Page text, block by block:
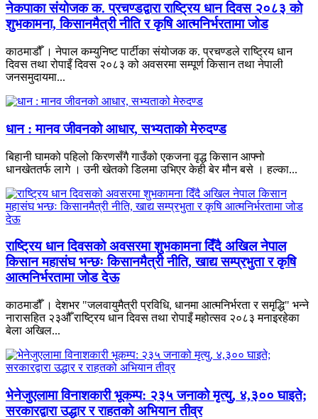
नेकपाका संयोजक क. प्रचण्डद्वारा राष्ट्रिय धान दिवस २०८३ को
शुभकामना, किसानमैत्री नीति र कृषि आत्मनिर्भरतामा जोड
काठमाडौँ । नेपाल कम्युनिष्ट पार्टीका संयोजक क. प्रचण्डले राष्ट्रिय धान
दिवस तथा रोपाइँ दिवस २०८३ को अवसरमा सम्पूर्ण किसान तथा नेपाली
जनसमुदायमा...
धान : मानव जीवनको आधार, सभ्यताको मेरुदण्ड
बिहानी घामको पहिलो किरणसँगै गाउँको एकजना वृद्ध किसान आफ्नो
धानखेततर्फ लागे । उनी खेतको डिलमा उभिएर केही बेर मौन बसे । हल्का...
राष्ट्रिय धान दिवसको अवसरमा शुभकामना दिँदै अखिल नेपाल
किसान महासंघ भन्छः किसानमैत्री नीति, खाद्य सम्प्रभुता र कृषि
आत्मनिर्भरतामा जोड देऊ
काठमाडौँ । देशभर "जलवायुमैत्री प्रविधि, धानमा आत्मनिर्भरता र समृद्धि" भन्ने
नारासहित २३औँ राष्ट्रिय धान दिवस तथा रोपाइँ महोत्सव २०८३ मनाइरहेका
बेला अखिल...
भेनेजुएलामा विनाशकारी भूकम्प: २३५ जनाको मृत्यु, ४,३०० घाइते;
सरकारद्वारा उद्धार र राहतको अभियान तीव्र